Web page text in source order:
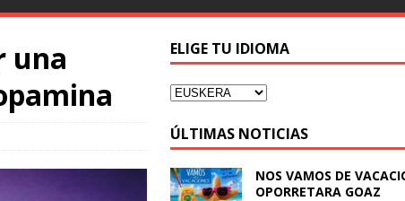
una
ELIGE TU IDIOMA
ÚLTIMAS NOTICIAS
NOS VAMOS DE
OPORRETARA GOAZ